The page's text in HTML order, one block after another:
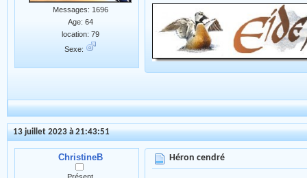
Messages: 1696
Age: 64
location: 79
Sexe:
13 juillet 2023 à 21:43:51
ChristineB Héron cendré